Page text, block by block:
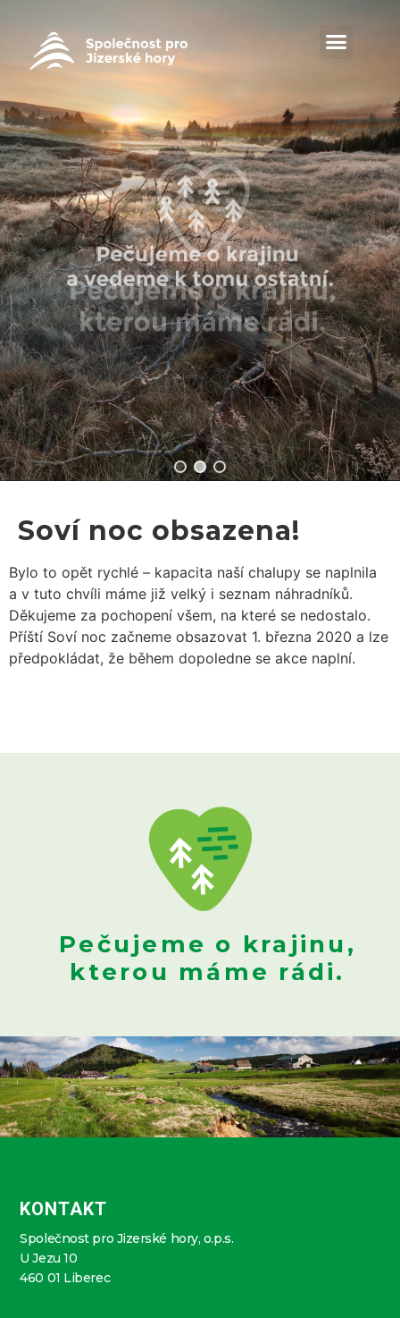
Soví noc obsazena!
Bylo to opět rychlé – kapacita naší chalupy se naplnila
a v tuto chvíli máme již velký i seznam náhradníků.
Děkujeme za pochopení všem, na které se nedostalo.
Příští Soví noc začneme obsazovat 1. března 2020 a lze
předpokládat, že během dopoledne se akce naplní.
Pečujeme o krajinu,
kterou máme rádi.
KONTAKT
Společnost pro Jizerské hory, o.p.s.
U Jezu 10
460 01 Liberec